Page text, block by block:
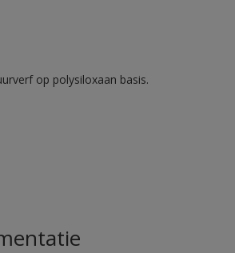
op polysiloxaan basis.